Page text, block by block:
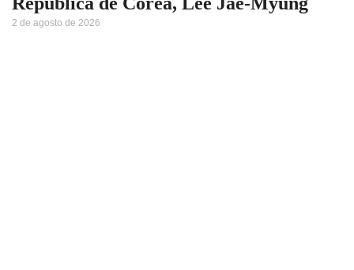
2 de agosto de 2026